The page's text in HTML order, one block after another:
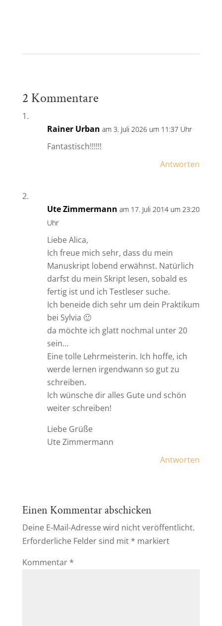
2 Kommentare
Rainer Urban am 3. Juli 2026 um 11:37 Uhr
Fantastisch!!!!!!
Antworten
Ute Zimmermann am 17. Juli 2014 um 23:20
Uhr
Liebe Alica,
Ich freue mich sehr, dass du mein
Manuskript lobend erwähnst. Natürlich
darfst du mein Skript lesen, sobald es
fertig ist und ich Testleser suche.
Ich beneide dich sehr um dein Praktikum
bei Sylvia 🙂
da möchte ich glatt nochmal unter 20
sein…
Eine tolle Lehrmeisterin. Ich hoffe, ich
werde lernen irgendwann so gut zu
schreiben.
Ich wünsche dir alles Gute und schön
weiter schreiben!
Liebe Grüße
Ute Zimmermann
Antworten
Einen Kommentar abschicken
Deine E-Mail-Adresse wird nicht veröffentlicht.
Erforderliche Felder sind mit * markiert
Kommentar *